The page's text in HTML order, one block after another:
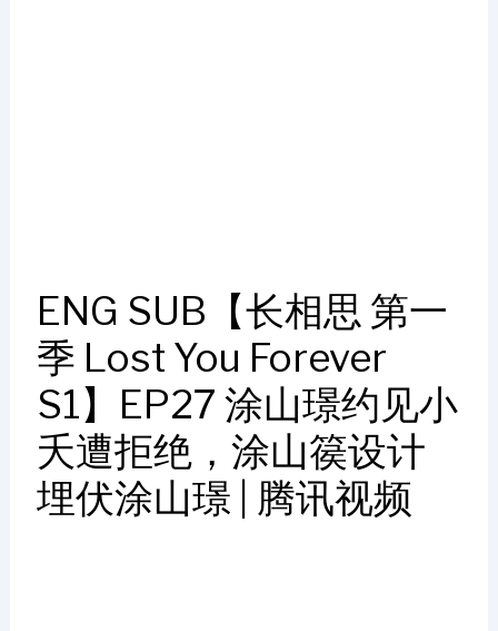
ENG SUB【长相思 第一
季 Lost You Forever
S1】EP27 涂山璟约见小
夭遭拒绝，涂山篌设计
埋伏涂山璟 | 腾讯视频